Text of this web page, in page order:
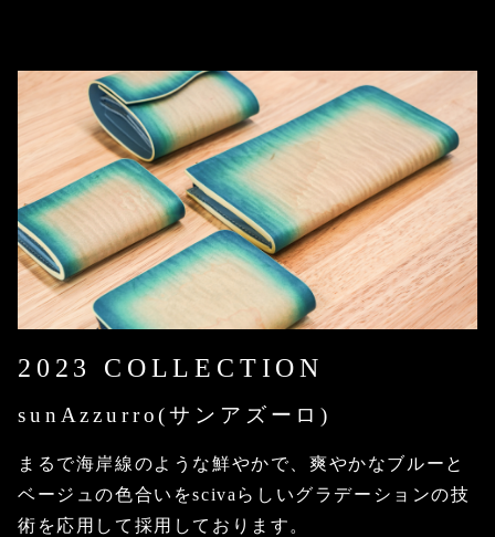
2023 COLLECTION
sunAzzurro(サンアズーロ)
まるで海岸線のような鮮やかで、爽やかなブルーと
ベージュの色合いをscivaらしいグラデーションの技
術を応用して採用しております。